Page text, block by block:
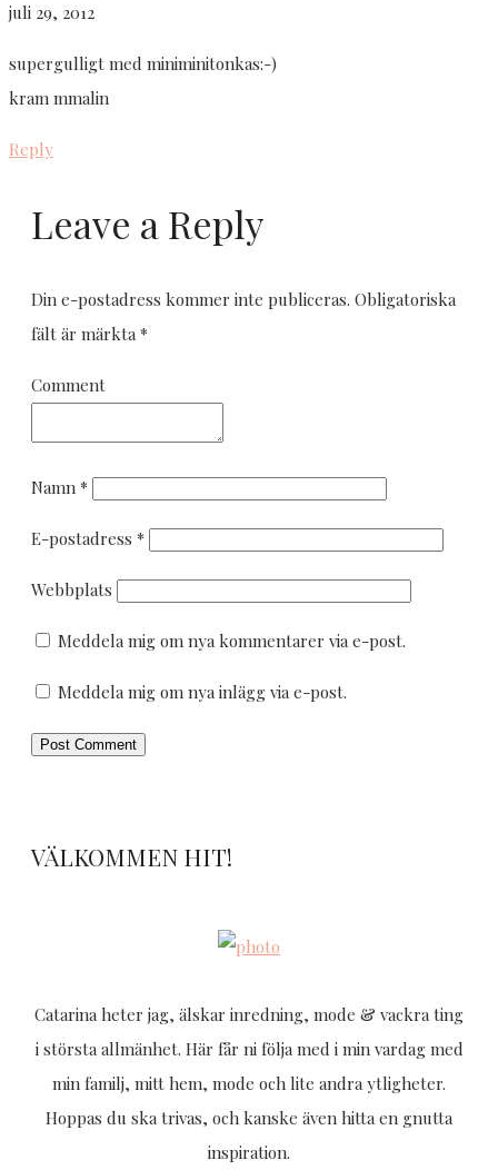
juli 29, 2012
supergulligt med miniminitonkas:-)
kram mmalin
Reply
Leave a Reply
Din e-postadress kommer inte publiceras. Obligatoriska
fält är märkta*
Comment
Namn *
E-postadress *
Webbplats
Meddela mig om nya kommentarer via e-post.
Meddela mig om nya inlägg via e-post.
VÄLKOMMEN HIT!
Catarina heter jag, älskar inredning, mode & vackra ting
i största allmänhet. Här får ni följa med i min vardag med
min familj, mitt hem, mode och lite andra ytligheter.
Hoppas du ska trivas, och kanske även hitta en gnutta
inspiration.